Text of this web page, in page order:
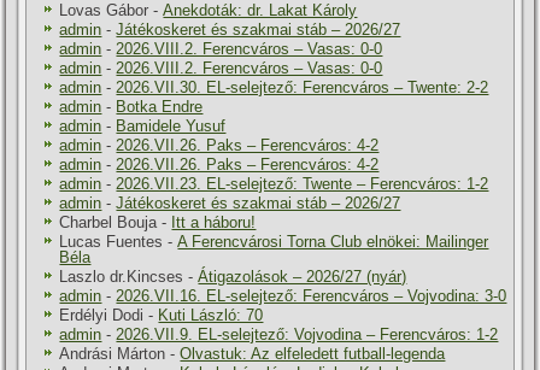
Lovas Gábor -Anekdoták: dr. Lakat Károly
admin -Játékoskeret és szakmai stáb – 2026/27
admin -2026.VIII.2. Ferencváros – Vasas: 0-0
admin -2026.VIII.2. Ferencváros – Vasas: 0-0
admin -2026.VII.30. EL-selejtező: Ferencváros – Twente: 2-2
admin - Botka Endre
admin - Bamidele Yusuf
admin -2026.VII.26. Paks – Ferencváros: 4-2
admin -2026.VII.26. Paks – Ferencváros: 4-2
admin -2026.VII.23. EL-selejtező: Twente – Ferencváros: 1-2
admin -Játékoskeret és szakmai stáb – 2026/27
Charbel Bouja- Itt a háboru!
Lucas Fuentes -A Ferencvárosi Torna Club elnökei: Mailinger
Béla
Laszlo dr.Kincses -Átigazolások – 2026/27 (nyár)
admin -2026.VII.16. EL-selejtező: Ferencváros – Vojvodina: 3-0
Erdélyi Dodi - Kuti László: 70
admin -2026.VII.9. EL-selejtező: Vojvodina – Ferencváros: 1-2
Andrási Márton -Olvastuk: Az elfeledett futball-legenda